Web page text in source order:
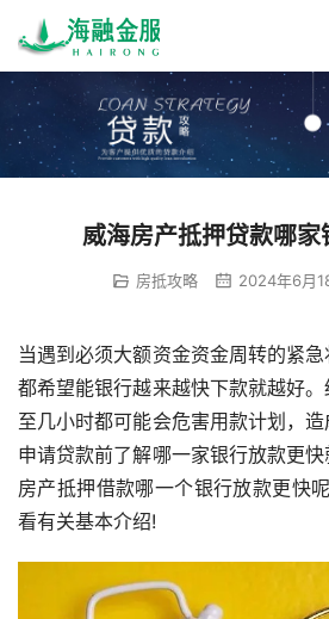
威海房产抵押贷款哪家
房抵攻略 2024年6月
当遇到必须大额资金资金周转的紧
都希望能银行越来越快下款就越好
至几小时都可能会危害用款计划，
申请贷款前了解哪一家银行放款更
房产抵押借款哪一个银行放款更快
看有关基本介绍!